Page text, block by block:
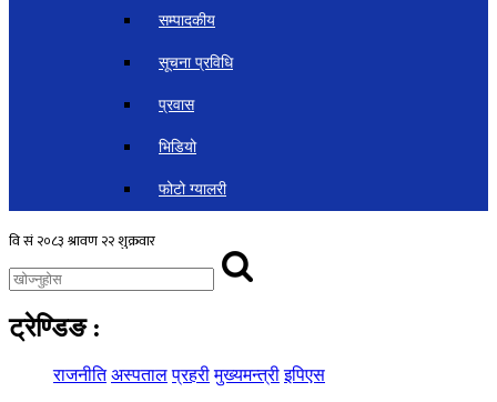
सम्पादकीय
सूचना प्रविधि
प्रवास
भिडियो
फोटो ग्यालरी
ट्रेण्डिङ :
राजनीति अस्पताल प्रहरी मुख्यमन्त्री इपिएस